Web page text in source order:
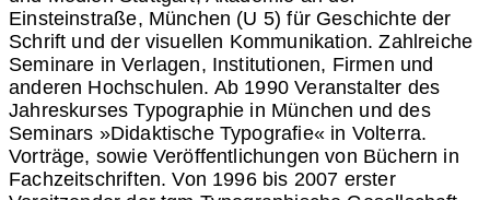
Einsteinstraße, München (U 5) für Geschichte der
Schrift und der visuellen Kommunikation. Zahlreiche
Seminare in Verlagen, Institutionen, Firmen und
anderen Hochschulen. Ab 1990 Veranstalter des
Jahreskurses Typographie in München und des
Seminars »Didaktische Typografie« in Volterra.
Vorträge, sowie Veröffentlichungen von Büchern in
Fachzeitschriften. Von 1996 bis 2007 erster